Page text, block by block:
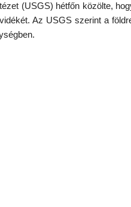
(USGS) hétfőn közölte,
Az USGS szerint a